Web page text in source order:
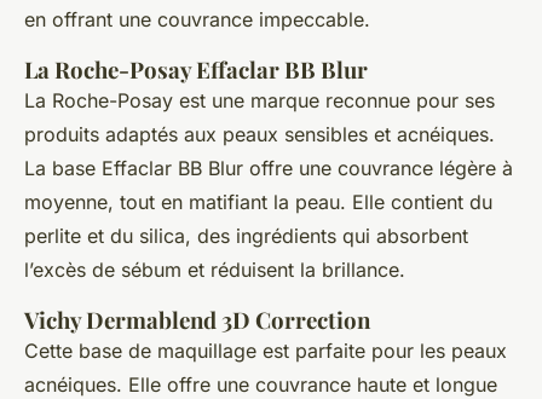
en offrant une couvrance impeccable.
La Roche-Posay Effaclar BB Blur
La Roche-Posay est une marque reconnue pour ses
produits adaptés aux peaux sensibles et acnéiques.
La base Effaclar BB Blur offre une couvrance légère à
moyenne, tout en matifiant la peau. Elle contient du
perlite et du silica, des ingrédients qui absorbent
l’excès de sébum et réduisent la brillance.
Vichy Dermablend 3D Correction
Cette base de maquillage est parfaite pour les peaux
acnéiques. Elle offre une couvrance haute et longue